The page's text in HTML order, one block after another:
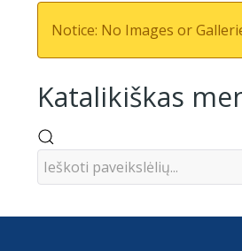
Notice: No Images or
Katalikiškas